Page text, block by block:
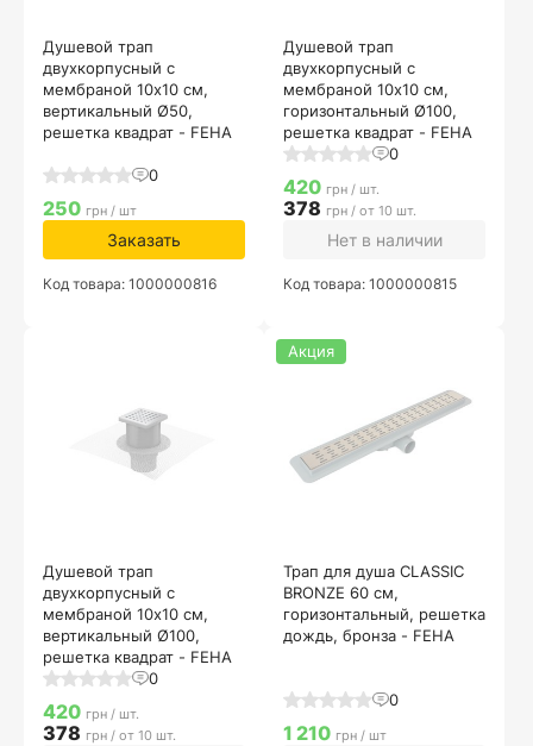
Душевой трап
двухкорпусный с
мембраной 10х10 см,
вертикальный Ø50,
решетка квадрат - FEHA
0
250 грн / шт
Заказать
Код товара: 1000000816
Душевой трап
двухкорпусный с
мембраной 10х10 см,
горизонтальный Ø100,
решетка квадрат - FEHA
0
420 грн / шт.
378 грн / от 10 шт.
Нет в наличии
Код товара: 1000000815
Душевой трап
двухкорпусный с
мембраной 10х10 см,
вертикальный Ø100,
решетка квадрат - FEHA
0
420 грн / шт.
378 грн / от 10 шт.
Трап для душа CLASSIC
BRONZE 60 см,
горизонтальный, решетка
дождь, бронза - FEHA
0
Акция
1 210 грн / шт